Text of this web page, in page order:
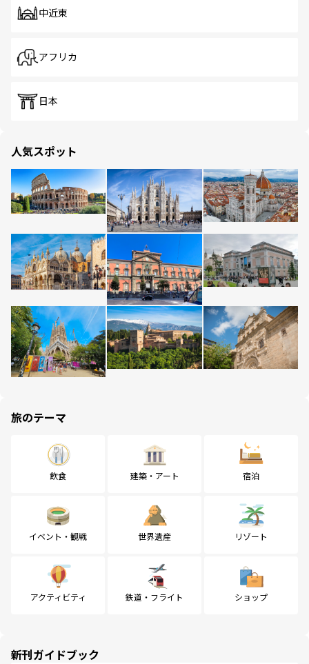
中近東
アフリカ
日本
人気スポット
旅のテーマ
飲食 建築・アート 宿泊
イベント・観戦 世界遺産 リゾート
アクティビティ 鉄道・フライト ショップ
新刊ガイドブック